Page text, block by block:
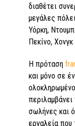
διαθέτει
μεγάλες
Υόρκη,
Πεκίνο,
Η πρόταση
και μόνο σε
σωλήνες και
εργαλεία που